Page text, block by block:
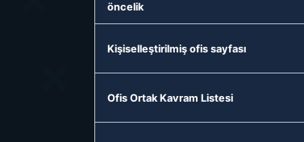
öncelik
Kişiselleştirilmiş ofis sayfası
Ofis Ortak Kavram Listesi